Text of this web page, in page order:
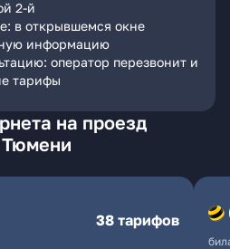
2-й
в открывшемся окне
информацию
оператор перезвонит и
тарифы
на проезд
38 тарифов